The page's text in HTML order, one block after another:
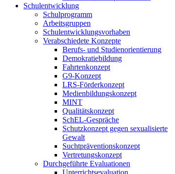
Schulentwicklung
Schulprogramm
Arbeitsgruppen
Schulentwicklungsvorhaben
Verabschiedete Konzepte
Berufs- und Studienorientierung
Demokratiebildung
Fahrtenkonzept
G9-Konzept
LRS-Förderkonzept
Medienbildungskonzept
MINT
Qualitätskonzept
SchEL-Gespräche
Schutzkonzept gegen sexualisierte
Gewalt
Suchtpräventionskonzept
Vertretungskonzept
Durchgeführte Evaluationen
Unterrichtsevaluation